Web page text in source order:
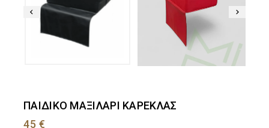
ΠΑΙΔΙΚΟ ΜΑΞΙΛΑΡΙ ΚΑΡΕΚΛΑΣ
45€